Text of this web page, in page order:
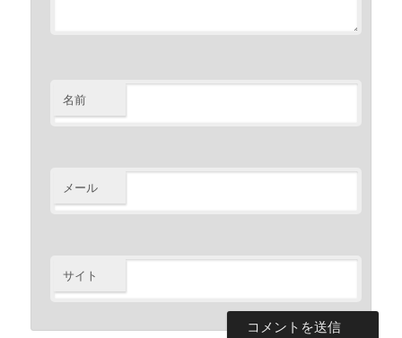
名前
メール
サイト